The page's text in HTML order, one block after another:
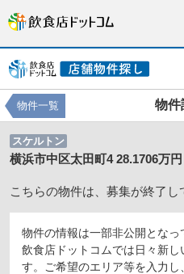
物件
物件一覧
スケルトン
横浜市中区太田町4 28.1706万
こちらの物件は、募集が終了し
物件の情報は一部非公開となっ
飲食店ドットコムでは日々新
す。ご希望のエリア等を入力